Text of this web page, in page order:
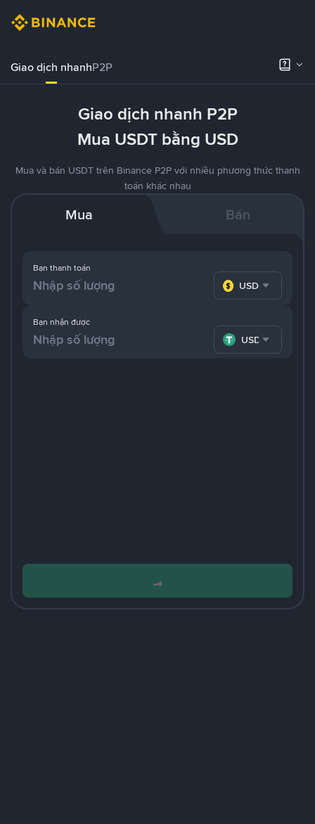
Giao dịch nhanhP2P
Giao dịch nhanh P2P
Mua USDT bằng USD
Mua và bán USDT trên Binance P2P với nhiều phương thức thanh
toán khác nhau
Mua Bán
Bạn thanh toán
USD
Bạn nhận được
USDT